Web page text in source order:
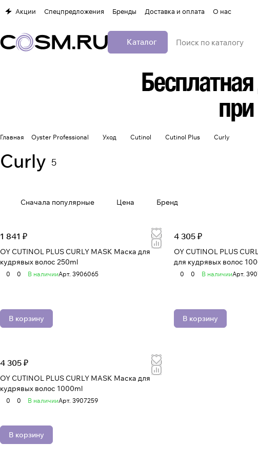
Акции Спецпредложения Бренды Доставка и оплата О нас
Каталог
Главная Oyster Professional Уход Cutinol Cutinol Plus Curly
Curly 5
Сначала популярные Цена Бренд
1 841 ₽
OY CUTINOL PLUS CURLY MASK Маска для
кудрявых волос 250ml
0 0 В наличииАрт. 3906065
В корзину
4 305 ₽
OY CUTINOL PLUS
для кудрявых волос
0 0 В наличииАрт.
В корзину
4 305 ₽
OY CUTINOL PLUS CURLY MASK Маска для
кудрявых волос 1000ml
0 0 В наличииАрт. 3907259
В корзину